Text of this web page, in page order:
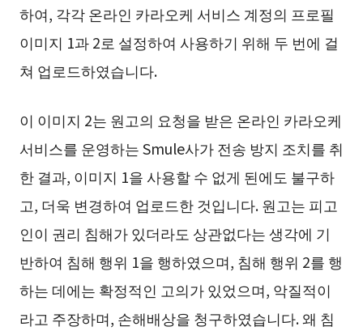
하여, 각각 온라인 카라오케 서비스 계정의 프로필
이미지 1과 2로 설정하여 사용하기 위해 두 번에 걸
쳐 업로드하였습니다.
이 이미지 2는 원고의 요청을 받은 온라인 카라오케
서비스를 운영하는 Smule사가 전송 방지 조치를 취
한 결과, 이미지 1을 사용할 수 없게 된에도 불구하
고, 더욱 변경하여 업로드한 것입니다. 원고는 피고
인이 권리 침해가 있더라도 상관없다는 생각에 기
반하여 침해 행위 1을 행하였으며, 침해 행위 2를 행
하는 데에는 확정적인 고의가 있었으며, 악질적이
라고 주장하며, 손해배상을 청구하였습니다. 왜 침